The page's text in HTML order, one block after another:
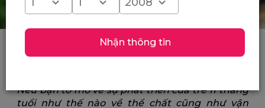
Nhận thông tin
Sự phát triển của trẻ 11 tháng tuổi: Thể chất, vận
Nếu bạn tò mò về sự phát triển của trẻ 11 tháng
tuổi như thế nào về thể chất cũng như vận